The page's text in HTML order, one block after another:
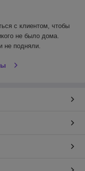
с клиентом, чтобы
не было дома.
не подняли.